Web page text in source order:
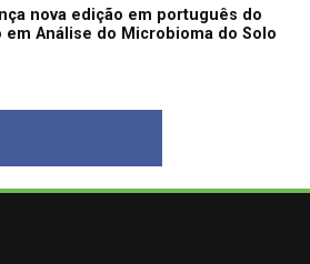
nova edição em português do
Análise do Microbioma do Solo